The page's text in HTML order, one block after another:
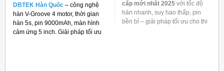
DBTEK Hàn Quốc – công nghệ
hàn V-Groove 4 motor, thời gian
hàn 5s, pin 9000mAh, màn hình
cảm ứng 5 inch. Giải pháp tối ưu
cấp mới nhất 2025 với tốc độ
hàn nhanh, suy hao thấp, pin
bền bỉ – giải pháp tối ưu cho thi